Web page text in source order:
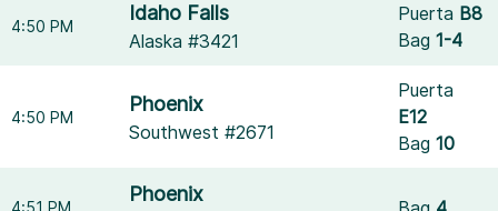
4:50 PM
Idaho Falls
Alaska #3421
Puerta B8
Bag1-4
4:50 PM
Phoenix
Southwest #2671
Puerta
E12
Bag10
4:51 PM
Phoenix